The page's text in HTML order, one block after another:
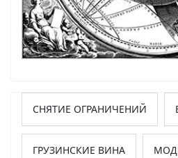
СНЯТИЕ ОГРАНИЧЕНИЙ
ГРУЗИНСКИЕ ВИНА